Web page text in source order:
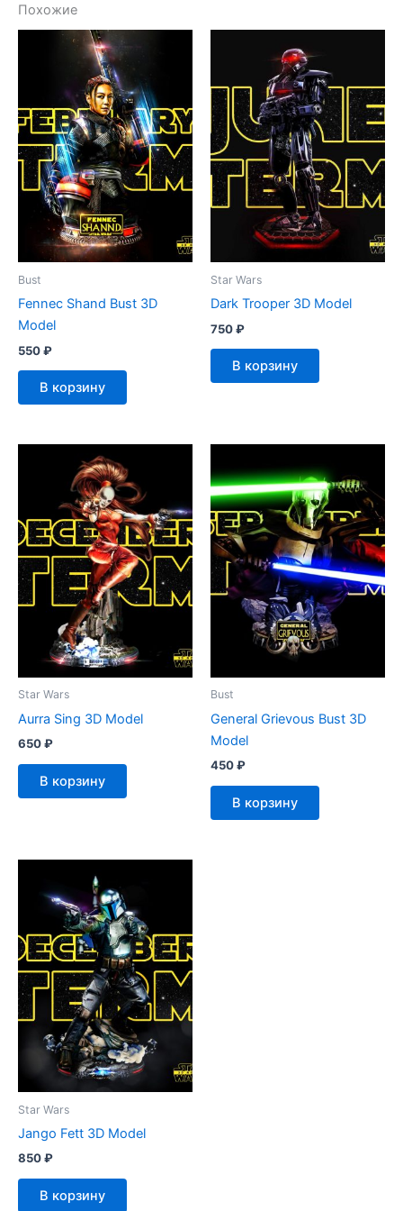
Похожие
Bust
Fennec Shand Bust 3D
Model
550₽
В корзину
Star Wars
Dark Trooper 3D Model
750₽
В корзину
Star Wars
Aurra Sing 3D Model
650₽
В корзину
Bust
General Grievous Bust 3D
Model
450₽
В корзину
Star Wars
Jango Fett 3D Model
850₽
В корзину